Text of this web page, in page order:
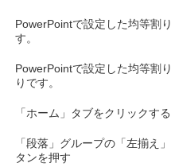
PowerPointで設定した均等割
す。
PowerPointで設定した均等割
りです。
「ホーム」タブをクリックする
「段落」グループの「左揃え
タンを押す